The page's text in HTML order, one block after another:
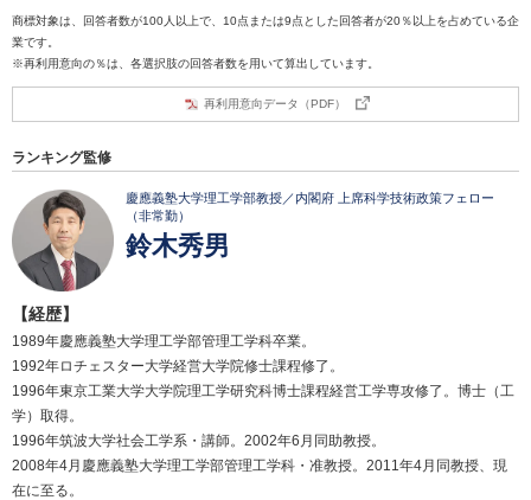
商標対象は、回答者数が100人以上で、10点または9点とした回答者が20％以上を占めている企
業です。
※再利用意向の％は、各選択肢の回答者数を用いて算出しています。
再利用意向データ（PDF）
ランキング監修
慶應義塾大学理工学部教授／内閣府 上席科学技術政策フェロー
（非常勤）
鈴木秀男
【経歴】
1989年慶應義塾大学理工学部管理工学科卒業。
1992年ロチェスター大学経営大学院修士課程修了。
1996年東京工業大学大学院理工学研究科博士課程経営工学専攻修了。博士（工
学）取得。
1996年筑波大学社会工学系・講師。2002年6月同助教授。
2008年4月慶應義塾大学理工学部管理工学科・准教授。2011年4月同教授、現
在に至る。